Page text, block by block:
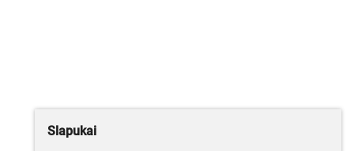
Slapukai